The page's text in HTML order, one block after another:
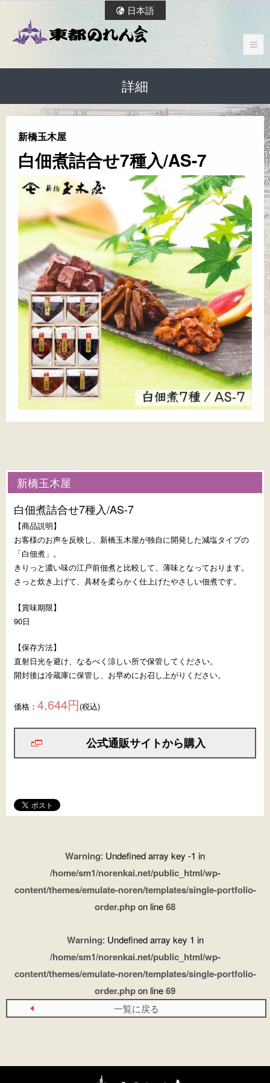
日本語
詳細
新橋玉木屋
白佃煮詰合せ7種入/AS-7
新橋玉木屋
白佃煮詰合せ7種入/AS-7
【商品説明】
お客様のお声を反映し、新橋玉木屋が独自に開発した減塩タイプの
「白佃煮」。
きりっと濃い味の江戸前佃煮と比較して、薄味となっております。
さっと炊き上げて、具材を柔らかく仕上げたやさしい佃煮です。
【賞味期限】
90日
【保存方法】
直射日光を避け、なるべく涼しい所で保管してください。
開封後は冷蔵庫に保管し、お早めにお召し上がりください。
価格： 4,644円(税込)
公式通販サイトから購入
Warning: Undefined array key -1 in
/home/sm1/norenkai.net/public_html/wp-
content/themes/emulate-noren/templates/single-portfolio-
order.phpon line68
Warning: Undefined array key 1 in
/home/sm1/norenkai.net/public_html/wp-
content/themes/emulate-noren/templates/single-portfolio-
order.phpon line69
一覧に戻る